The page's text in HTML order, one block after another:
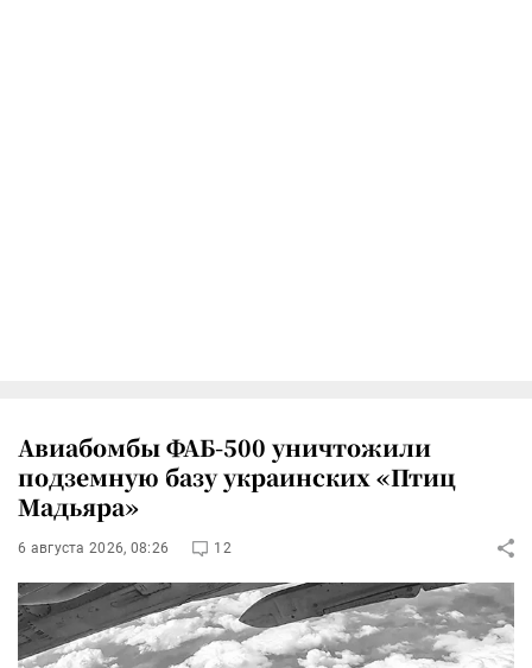
Авиабомбы ФАБ-500 уничтожили
подземную базу украинских «Птиц
Мадьяра»
6 августа 2026, 08:26 12